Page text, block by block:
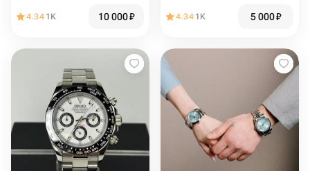
4.34 1K 10 000₽ 4.34 1K 5 000₽